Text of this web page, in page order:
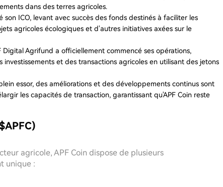
dans des terres agricoles.
son ICO, levant avec succès des fonds destinés à faciliter les
agricoles écologiques et d'autres initiatives axées sur le
Digital Agrifund a officiellement commencé ses opérations,
et des transactions agricoles en utilisant des jetons
essor, des améliorations et des développements continus sont
les capacités de transaction, garantissant qu'APF Coin reste
agricole, APF Coin dispose de plusieurs
unique :